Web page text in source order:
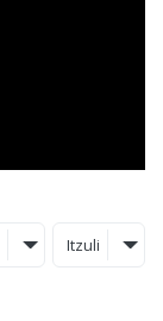
Itzuli